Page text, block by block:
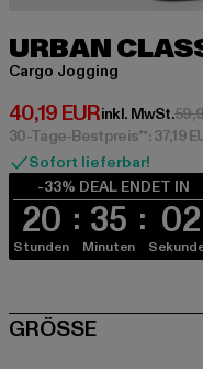
URBAN
Cargo Jogging
40,19 EUR
Derzeitiger Preis:
inkl. MwSt.
30-Tage-Bestpreis**: 37,19
Sofort lieferbar!
-33% DEAL ENDET IN
20
Stunden
35
Minuten
02
SIZE
GRÖSSE